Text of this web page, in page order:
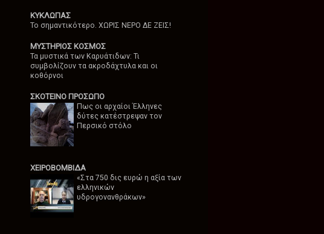
ΚΥΚΛΩΠΑΣ
Το σημαντικότερο. ΧΩΡΙΣ ΝΕΡΟ ΔΕ ΖΕΙΣ!
ΜΥΣΤΗΡΙΟΣ ΚΟΣΜΟΣ
Τα μυστικά των Καρυάτιδων: Τι
συμβολίζουν τα ακροδάχτυλα και οι
κοθόρνοι
ΣΚΟΤΕΙΝΟ ΠΡΟΣΩΠΟ
Πως οι αρχαίοι Έλληνες
δύτες κατέστρεψαν τον
Περσικό στόλο
ΧΕΙΡΟΒΟΜΒΙΔΑ
«Στα 750 δις ευρώ η αξία των
ελληνικών
υδρογονανθράκων»